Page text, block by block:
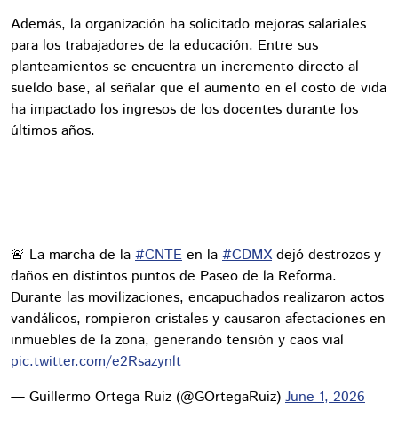
Además, la organización ha solicitado mejoras salariales
para los trabajadores de la educación. Entre sus
planteamientos se encuentra un incremento directo al
sueldo base, al señalar que el aumento en el costo de vida
ha impactado los ingresos de los docentes durante los
últimos años.
🚨 La marcha de la #CNTE en la #CDMXdejó destrozos y
daños en distintos puntos de Paseo de la Reforma.
Durante las movilizaciones, encapuchados realizaron actos
vandálicos, rompieron cristales y causaron afectaciones en
inmuebles de la zona, generando tensión y caos vial
pic.twitter.com/e2Rsazynlt
— Guillermo Ortega Ruiz (@GOrtegaRuiz) June 1, 2026